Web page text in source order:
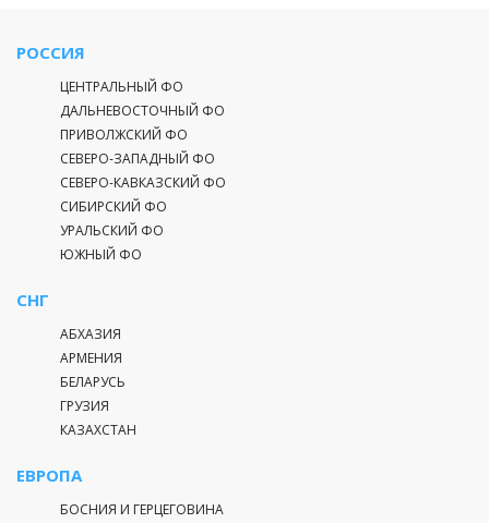
РОССИЯ
ЦЕНТРАЛЬНЫЙ ФО
ДАЛЬНЕВОСТОЧНЫЙ ФО
ПРИВОЛЖСКИЙ ФО
СЕВЕРО-ЗАПАДНЫЙ ФО
СЕВЕРО-КАВКАЗСКИЙ ФО
СИБИРСКИЙ ФО
УРАЛЬСКИЙ ФО
ЮЖНЫЙ ФО
СНГ
АБХАЗИЯ
АРМЕНИЯ
БЕЛАРУСЬ
ГРУЗИЯ
КАЗАХСТАН
ЕВРОПА
БОСНИЯ И ГЕРЦЕГОВИНА